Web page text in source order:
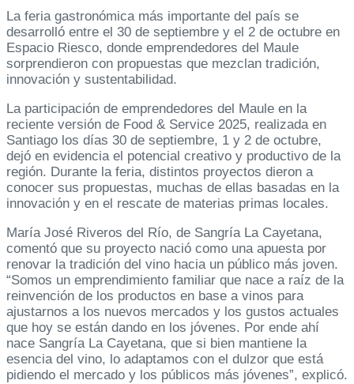
La feria gastronómica más importante del país se
desarrolló entre el 30 de septiembre y el 2 de octubre en
Espacio Riesco, donde emprendedores del Maule
sorprendieron con propuestas que mezclan tradición,
innovación y sustentabilidad.
La participación de emprendedores del Maule en la
reciente versión de Food & Service 2025, realizada en
Santiago los días 30 de septiembre, 1 y 2 de octubre,
dejó en evidencia el potencial creativo y productivo de la
región. Durante la feria, distintos proyectos dieron a
conocer sus propuestas, muchas de ellas basadas en la
innovación y en el rescate de materias primas locales.
María José Riveros del Río, de Sangría La Cayetana,
comentó que su proyecto nació como una apuesta por
renovar la tradición del vino hacia un público más joven.
“Somos un emprendimiento familiar que nace a raíz de la
reinvención de los productos en base a vinos para
ajustarnos a los nuevos mercados y los gustos actuales
que hoy se están dando en los jóvenes. Por ende ahí
nace Sangría La Cayetana, que si bien mantiene la
esencia del vino, lo adaptamos con el dulzor que está
pidiendo el mercado y los públicos más jóvenes”, explicó.